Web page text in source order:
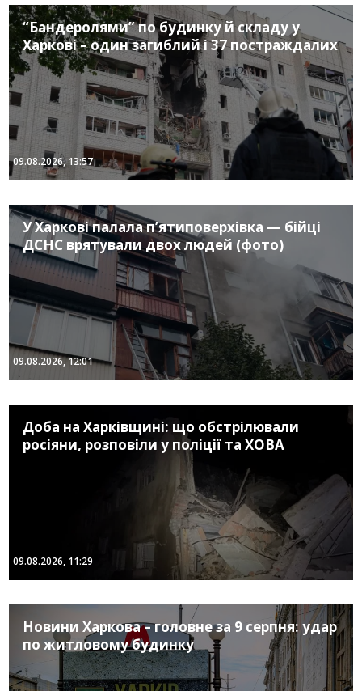
“Бандеролями” по будинку й складу у
Харкові – один загиблий і 37 постраждалих
09.08.2026, 13:57
У Харкові палала п’ятиповерхівка — бійці
ДСНС врятували двох людей (фото)
09.08.2026, 12:01
Доба на Харківщині: що обстрілювали
росіяни, розповіли у поліції та ХОВА
09.08.2026, 11:29
Новини Харкова – головне за 9 серпня: удар
по житловому будинку